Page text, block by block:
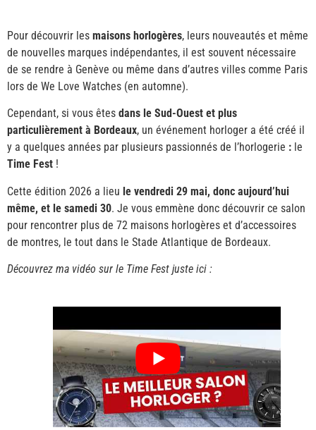
Pour découvrir les maisons horlogères, leurs nouveautés et même
de nouvelles marques indépendantes, il est souvent nécessaire
de se rendre à Genève ou même dans d’autres villes comme Paris
lors de We Love Watches (en automne).
Cependant, si vous êtes dans le Sud-Ouest et plus
particulièrement à Bordeaux, un événement horloger a été créé il
y a quelques années par plusieurs passionnés de l’horlogerie : le
Time Fest !
Cette édition 2026 a lieu le vendredi 29 mai, donc aujourd’hui
même, et le samedi 30. Je vous emmène donc découvrir ce salon
pour rencontrer plus de 72 maisons horlogères et d’accessoires
de montres, le tout dans le Stade Atlantique de Bordeaux.
Découvrez ma vidéo sur le Time Fest juste ici :